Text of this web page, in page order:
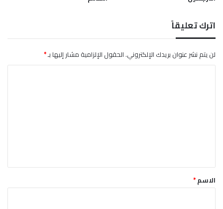
اترك تعليقاً
لن يتم نشر عنوان بريدك الإلكتروني.الحقول الإلزامية مشار إليها بـ*
*الاسم*